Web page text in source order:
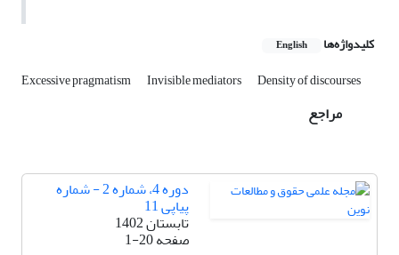
کلیدواژه‌ها English
Excessive pragmatism Invisible mediators Density of discourses
مراجع
دوره 4، شماره 2 - شماره
پیاپی 11
تابستان 1402
صفحه1-20